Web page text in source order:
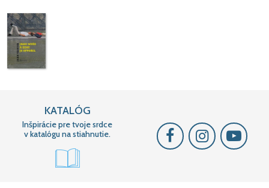
KATALÓG
Inšpirácie pre tvoje srdce
v katalógu na stiahnutie.